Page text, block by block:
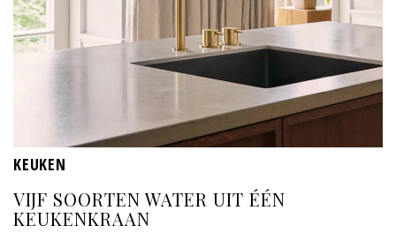
KEUKEN
VIJF SOORTEN WATER UIT ÉÉN
KEUKENKRAAN